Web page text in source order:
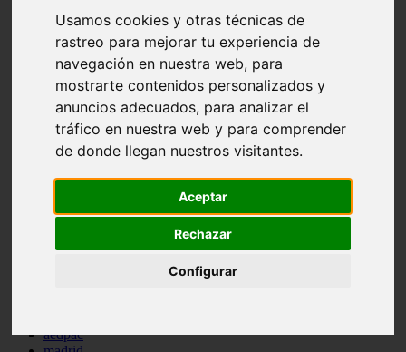
Usamos cookies y otras técnicas de
rastreo para mejorar tu experiencia de
navegación en nuestra web, para
mostrarte contenidos personalizados y
anuncios adecuados, para analizar el
tráfico en nuestra web y para comprender
de donde llegan nuestros visitantes.
Aceptar
Rechazar
Configurar
adopci n
ferias
snacks
acuario
iberzoo propet
comercios
estanques
viajar
especies invasoras
agua
aedpac